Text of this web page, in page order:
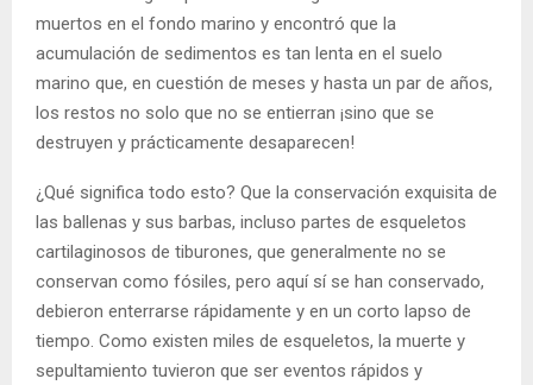
muertos en el fondo marino y encontró que la
acumulación de sedimentos es tan lenta en el suelo
marino que, en cuestión de meses y hasta un par de años,
los restos no solo que no se entierran ¡sino que se
destruyen y prácticamente desaparecen!
¿Qué significa todo esto? Que la conservación exquisita de
las ballenas y sus barbas, incluso partes de esqueletos
cartilaginosos de tiburones, que generalmente no se
conservan como fósiles, pero aquí sí se han conservado,
debieron enterrarse rápidamente y en un corto lapso de
tiempo. Como existen miles de esqueletos, la muerte y
sepultamiento tuvieron que ser eventos rápidos y